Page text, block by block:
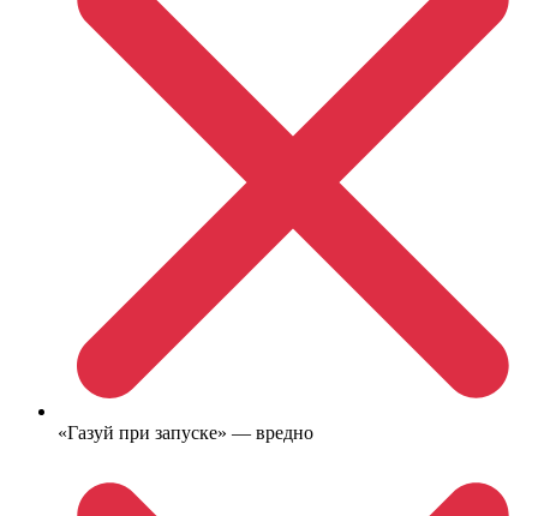
«Газуй при запуске» — вредно